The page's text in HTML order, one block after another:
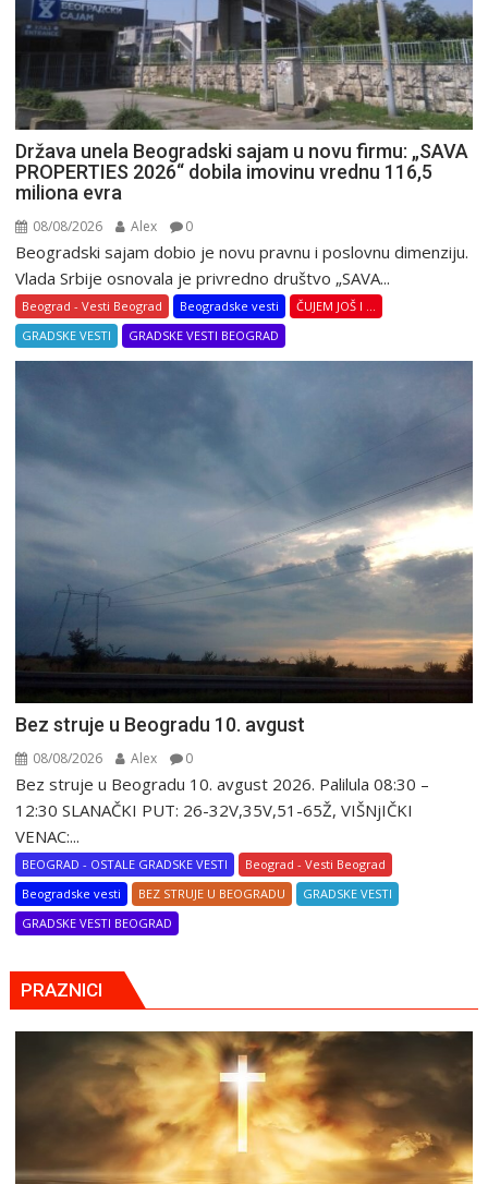
Država unela Beogradski sajam u novu firmu: „SAVA
PROPERTIES 2026“ dobila imovinu vrednu 116,5
miliona evra
08/08/2026 Alex 0
Beogradski sajam dobio je novu pravnu i poslovnu dimenziju.
Vlada Srbije osnovala je privredno društvo „SAVA...
Beograd - Vesti Beograd Beogradske vesti
ČUJEM JOŠ I ...
GRADSKE VESTI
GRADSKE VESTI BEOGRAD
Bez struje u Beogradu 10. avgust
08/08/2026 Alex 0
Bez struje u Beogradu 10. avgust 2026. Palilula 08:30 –
12:30 SLANAČKI PUT: 26-32V,35V,51-65Ž, VIŠNjIČKI
VENAC:...
BEOGRAD - OSTALE GRADSKE VESTI
Beograd - Vesti Beograd
Beogradske vesti
BEZ STRUJE U BEOGRADU
GRADSKE VESTI
GRADSKE VESTI BEOGRAD
PRAZNICI